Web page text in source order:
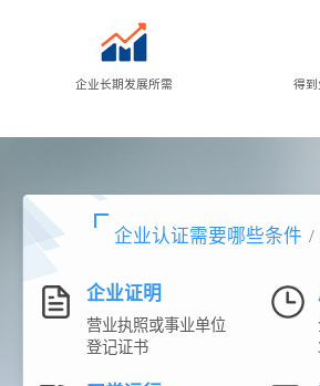
企业长期发展所需 得到
企业认证需要哪些条件 /
企业证明
营业执照或事业单位
登记证书